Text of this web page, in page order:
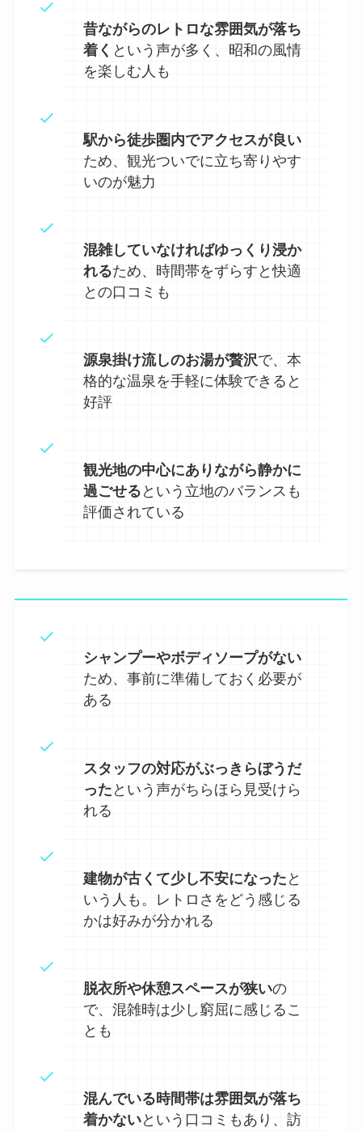
昔ながらのレトロな雰囲気が落ち
着く という声が多く、昭和の風情
を楽しむ人も
駅から徒歩圏内でアクセスが良い
ため、観光ついでに立ち寄りやす
いのが魅力
混雑していなければゆっくり浸か
れるため、時間帯をずらすと快適
との口コミも
源泉掛け流しのお湯が贅沢で、本
格的な温泉を手軽に体験できると
好評
観光地の中心にありながら静かに
過ごせる という立地のバランスも
評価されている
シャンプーやボディソープがない
ため、事前に準備しておく必要が
ある
スタッフの対応がぶっきらぼうだ
った という声がちらほら見受けら
れる
建物が古くて少し不安になった と
いう人も。レトロさをどう感じる
かは好みが分かれる
脱衣所や休憩スペースが狭いの
で、混雑時は少し窮屈に感じるこ
とも
混んでいる時間帯は雰囲気が落ち
着かないという口コミもあり、訪